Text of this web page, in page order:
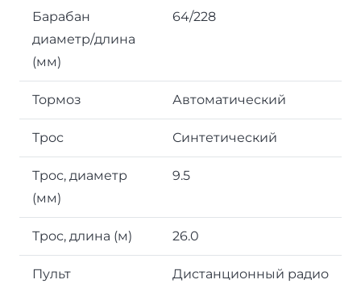
Барабан
диаметр/длина
(мм)
64/228
Тормоз Автоматический
Трос Синтетический
Трос, диаметр
(мм)
9.5
Трос, длина (м) 26.0
Пульт
Дистанционный радио